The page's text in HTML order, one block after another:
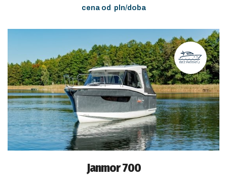
cena od pln/doba
Janmor 700